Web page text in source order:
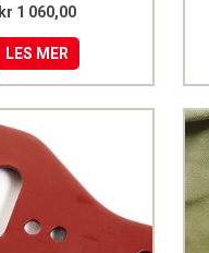
kr 1 060,00
LES MER